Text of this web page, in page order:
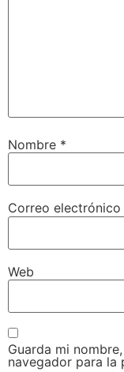
Nombre *
Correo electrónico
Web
Guarda mi
navegador para la